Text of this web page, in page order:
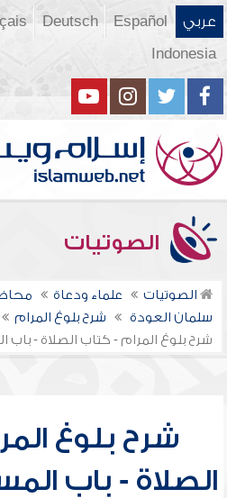
عربي Español
Deutsch
Indonesia
الصوتيات
الصوتيات علماء ودعاة
سلمان العودة
شرح بلوغ المرام
شرح بلوغ المرام - كتاب الصلاة - باب
شرح بلوغ
الصلاة - باب